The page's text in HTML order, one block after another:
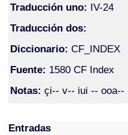
Traducción uno: IV-24
Traducción dos:
Diccionario: CF_INDEX
Fuente: 1580 CF Index
Notas: çi-- v-- iui -- ooa--
Entradas